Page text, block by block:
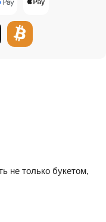
не только букетом,